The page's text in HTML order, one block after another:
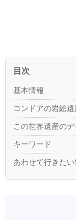
目次
基本情報
コンドアの岩絵
この世界遺産のデ
キーワード
あわせて行きた